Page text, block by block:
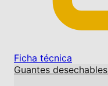
Ficha técnica
Guantes desechables